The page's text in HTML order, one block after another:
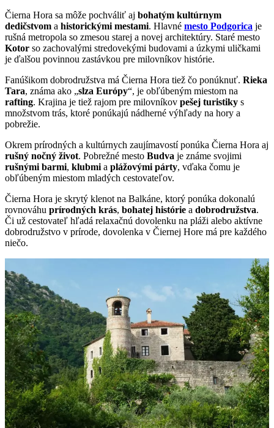
Čierna Hora sa môže pochváliť aj bohatým kultúrnym
dedičstvom a historickými mestami. Hlavné mesto Podgorica je
rušná metropola so zmesou starej a novej architektúry. Staré mesto
Kotor so zachovalými stredovekými budovami a úzkymi uličkami
je ďalšou povinnou zastávkou pre milovníkov histórie.
Fanúšikom dobrodružstva má Čierna Hora tiež čo ponúknuť. Rieka
Tara, známa ako „slza Európy“, je obľúbeným miestom na
rafting. Krajina je tiež rajom pre milovníkov pešej turistiky s
množstvom trás, ktoré ponúkajú nádherné výhľady na hory a
pobrežie.
Okrem prírodných a kultúrnych zaujímavostí ponúka Čierna Hora aj
rušný nočný život. Pobrežné mesto Budva je známe svojimi
rušnými barmi, klubmi a plážovými párty, vďaka čomu je
obľúbeným miestom mladých cestovateľov.
Čierna Hora je skrytý klenot na Balkáne, ktorý ponúka dokonalú
rovnováhu prírodných krás, bohatej histórie a dobrodružstva.
Či už cestovateľ hľadá relaxačnú dovolenku na pláži alebo aktívne
dobrodružstvo v prírode, dovolenka v Čiernej Hore má pre každého
niečo.